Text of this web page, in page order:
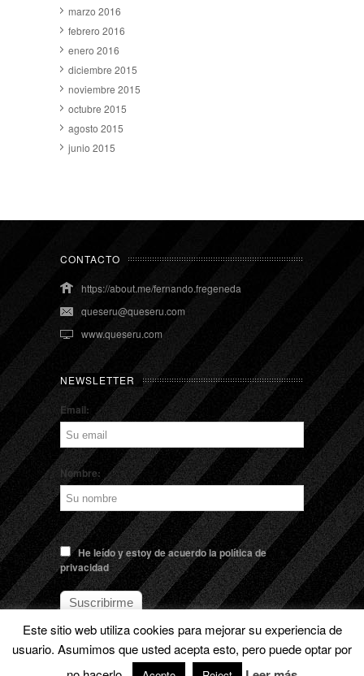
marzo 2016
febrero 2016
enero 2016
diciembre 2015
noviembre 2015
octubre 2015
agosto 2015
junio 2015
CONTACTO
https://about.me/fernando.fregeneda
queseru@queseru.com
www.queseru.com
NEWSLETTER
Email:
Nombre:
He leído y estoy de acuerdo la política de
privacidad
© EL QUESERU. Cheese Man |Aviso legal
Este sitio web utiliza cookies para mejorar su experiencia de
usuario. Asumimos que usted acepta esto, pero puede optar por